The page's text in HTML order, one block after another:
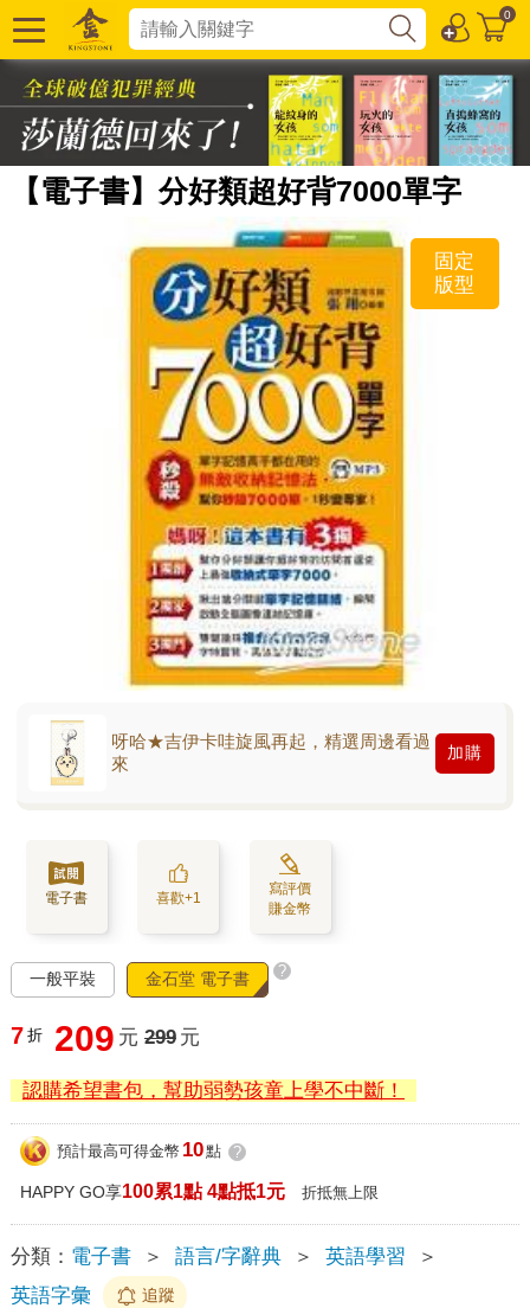
0
【電子書】分好類超好背7000單字
固定
版型
呀哈★吉伊卡哇旋風再起，精選周邊看過
來
加購
電子書 喜歡+1
寫評價
賺金幣
一般平裝 金石堂 電子書 ?
7 折 209 元 299 元
認購希望書包，幫助弱勢孩童上學不中斷！
預計最高可得金幣 10點 ?
HAPPY GO享100累1點 4點抵1元 折抵無上限
分類： 電子書 ＞ 語言/字辭典 ＞ 英語學習
＞
英語字彙
追蹤